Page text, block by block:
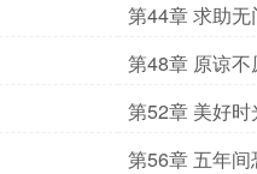
第44章 求助无
第48章 原谅不
第52章 美好时
第56章 五年